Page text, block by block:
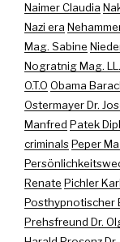
Naimer Claudia
Nazi era
Mag. Sabine
Nogratnig Mag.
O.T.O Obama
Ostermayer Dr.
Manfred Patek
criminalsPeper
Renate Pichler
Posthypnotischer
Prehsfreund Dr.